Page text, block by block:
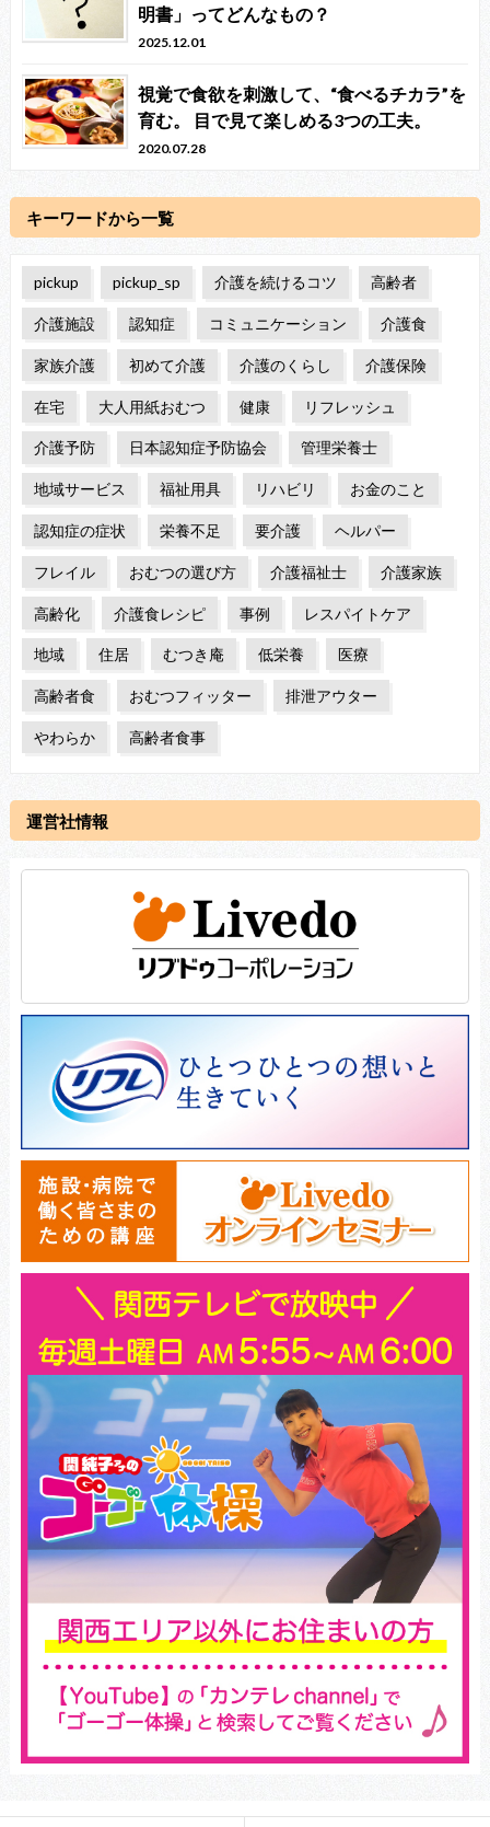
明書」ってどんなもの？
2025.12.01
視覚で食欲を刺激して、“食べるチカラ”を
育む。 目で見て楽しめる3つの工夫。
2020.07.28
キーワードから一覧
pickup pickup_sp 介護を続けるコツ 高齢者
介護施設 認知症 コミュニケーション 介護食
家族介護 初めて介護 介護のくらし 介護保険
在宅 大人用紙おむつ 健康 リフレッシュ
介護予防 日本認知症予防協会 管理栄養士
地域サービス 福祉用具 リハビリ お金のこと
認知症の症状 栄養不足 要介護 ヘルパー
フレイル おむつの選び方 介護福祉士 介護家族
高齢化 介護食レシピ 事例 レスパイトケア
地域 住居 むつき庵 低栄養 医療
高齢者食 おむつフィッター 排泄アウター
やわらか 高齢者食事
運営社情報